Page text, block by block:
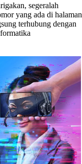
segeralah
yang ada di halaman
terhubung dengan